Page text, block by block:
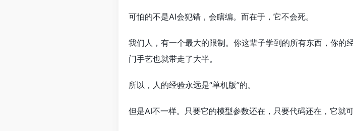
可怕的不是AI会犯错，会瞎编。而在于，它不会死。
我们人，有一个最大的限制。你这辈子学到的所有东西，你
门手艺也就带走了大半。
所以，人的经验永远是“单机版”的。
但是AI不一样。只要它的模型参数还在，只要代码还在，它就